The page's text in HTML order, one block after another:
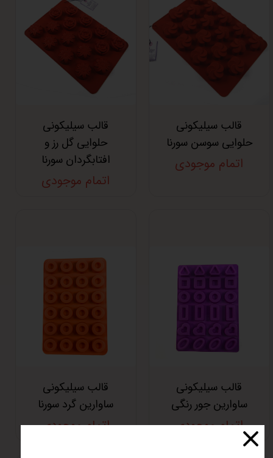
قالب سیلیکونی
حلوایی سوسن سورنا
اتمام موجودی
قالب سیلیکونی
حلوایی گل رز و
افتابگردان سورنا
اتمام موجودی
قالب سیلیکونی
ساوارین جور رنگی
اتمام موجودی
قالب سیلیکونی
ساوارین گرد سورنا
اتمام موجودی